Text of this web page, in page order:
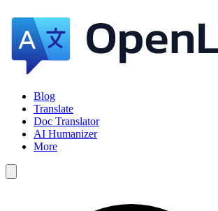
Blog
Translate
Doc Translator
AI Humanizer
More